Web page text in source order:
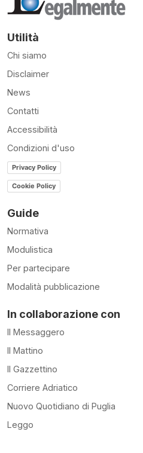
Utilità
Chi siamo
Disclaimer
News
Contatti
Accessibilità
Condizioni d'uso
Privacy Policy
Cookie Policy
Guide
Normativa
Modulistica
Per partecipare
Modalità pubblicazione
In collaborazione con
Il Messaggero
Il Mattino
Il Gazzettino
Corriere Adriatico
Nuovo Quotidiano di Puglia
Leggo